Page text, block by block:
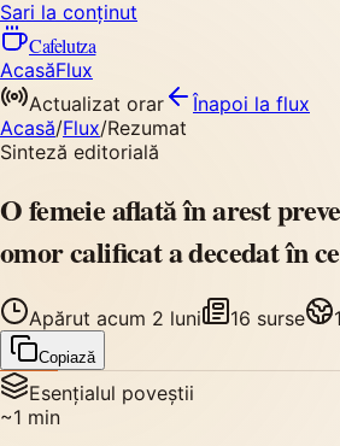
Sari la conținut
Cafelutza
AcasăFlux
Actualizat orar
Înapoi la flux
Acasă/Flux/Rezumat
Sinteză editorială
O femeie aflată în arest
omor calificat a decedat în
Apărut acum 2 luni 16 surse
Copiază
Esențialul poveștii
~1 min